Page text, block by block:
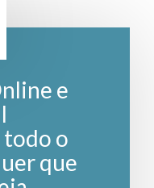
e
todo o
que